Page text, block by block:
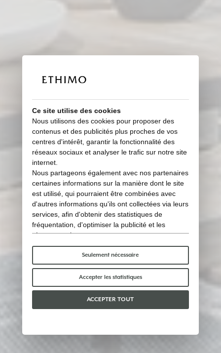
Ce site utilise des cookies
Nous utilisons des cookies pour proposer des
contenus et des publicités plus proches de vos
centres d'intérêt, garantir la fonctionnalité des
réseaux sociaux et analyser le trafic sur notre site
internet.
Nous partageons également avec nos partenaires
certaines informations sur la manière dont le site
est utilisé, qui pourraient être combinées avec
d'autres informations qu'ils ont collectées via leurs
services, afin d'obtenir des statistiques de
fréquentation, d'optimiser la publicité et les
réseaux sociaux.
Certains cookies « techniques » sont
indispensables au bon fonctionnement du site et
ne traitent ni ne partagent aucune donnée
personnelle avec des tiers. Pour en savoir plus,
vous pouvez consulter notrepolitique en matière
Veuillez choisir les cookies que vous acceptez :
Seulement nécessaire
Accepter les statistiques
ACCEPTER TOUT